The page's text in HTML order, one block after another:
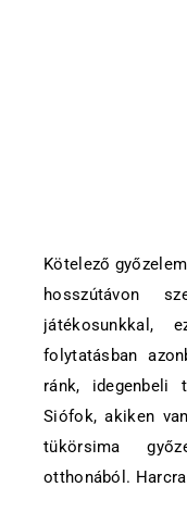
Kötelező
hosszútávon
játékosunkkal,
folytatásban
ránk, idegenbeli
Siófok, akiken
tükörsima
otthonából.